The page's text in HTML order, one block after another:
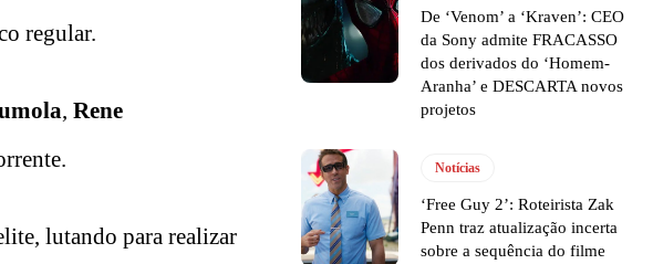
regular.
, Rene
lutando para realizar
De ‘Venom’ a ‘Kraven’: CEO
da Sony admite FRACASSO
dos derivados do ‘Homem-
Aranha’ e DESCARTA novos
projetos
Notícias
‘Free Guy 2’: Roteirista Zak
Penn traz atualização incerta
sobre a sequência do filme